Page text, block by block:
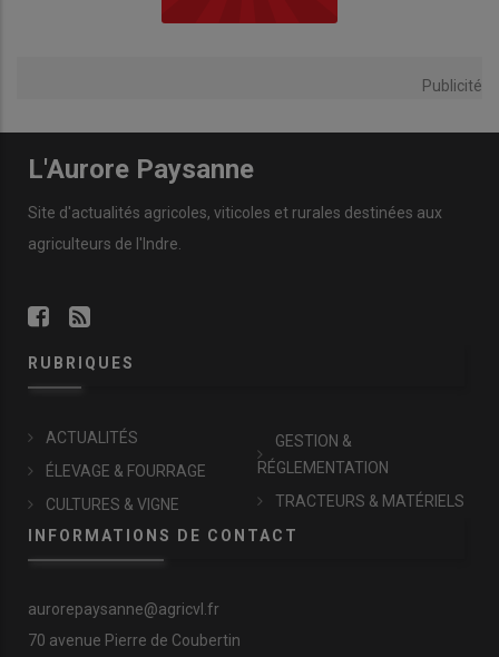
Publicité
L'Aurore Paysanne
Site d'actualités agricoles, viticoles et rurales destinées aux
agriculteurs de l'Indre.
RUBRIQUES
ACTUALITÉS
ÉLEVAGE & FOURRAGE
CULTURES & VIGNE
GESTION &
RÉGLEMENTATION
TRACTEURS & MATÉRIELS
INFORMATIONS DE CONTACT
aurorepaysanne@agricvl.fr
70 avenue Pierre de Coubertin